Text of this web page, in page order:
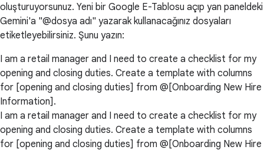
oluşturuyorsunuz. Yeni bir Google E-Tablosu açıp yan paneldeki
Gemini'a "@dosya adı" yazarak kullanacağınız dosyaları
etiketleyebilirsiniz. Şunu yazın:
I am a retail manager and I need to create a checklist for my
opening and closing duties. Create a template with columns
for [opening and closing duties] from @[Onboarding New Hire
Information].
I am a retail manager and I need to create a checklist for my
opening and closing duties. Create a template with columns
for [opening and closing duties] from @[Onboarding New Hire